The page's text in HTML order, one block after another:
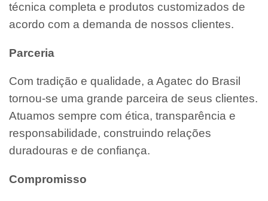
técnica completa e produtos customizados de
acordo com a demanda de nossos clientes.
Parceria
Com tradição e qualidade, a Agatec do Brasil
tornou-se uma grande parceira de seus clientes.
Atuamos sempre com ética, transparência e
responsabilidade, construindo relações
duradouras e de confiança.
Compromisso